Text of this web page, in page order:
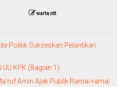
warta ntt
Politik Sukseskan Pelantikan
UU KPK (Bagian 1)
Amin Ajak Publik Ramai-ramai